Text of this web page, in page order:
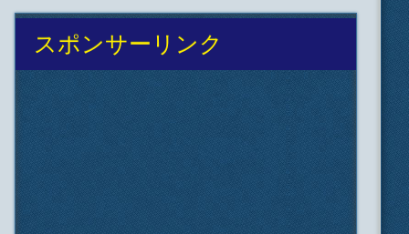
スポンサーリンク